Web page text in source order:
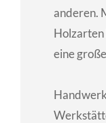
anderen.
Holzarten
eine